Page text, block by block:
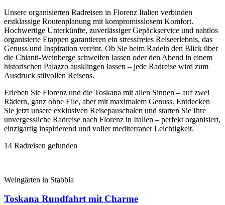
Unsere organisierten Radreisen in Florenz Italien verbinden
erstklassige Routenplanung mit kompromisslosem Komfort.
Hochwertige Unterkünfte, zuverlässiger Gepäckservice und nahtlos
organisierte Etappen garantieren ein stressfreies Reiseerlebnis, das
Genuss und Inspiration vereint. Ob Sie beim Radeln den Blick über
die Chianti-Weinberge schweifen lassen oder den Abend in einem
historischen Palazzo ausklingen lassen – jede Radreise wird zum
Ausdruck stilvollen Reisens.
Erleben Sie Florenz und die Toskana mit allen Sinnen – auf zwei
Rädern, ganz ohne Eile, aber mit maximalem Genuss. Entdecken
Sie jetzt unsere exklusiven Reisepauschalen und starten Sie Ihre
unvergessliche Radreise nach Florenz in Italien – perfekt organisiert,
einzigartig inspirierend und voller mediterraner Leichtigkeit.
14 Radreisen gefunden
Weingärten in Stabbia
Toskana Rundfahrt mit Charme